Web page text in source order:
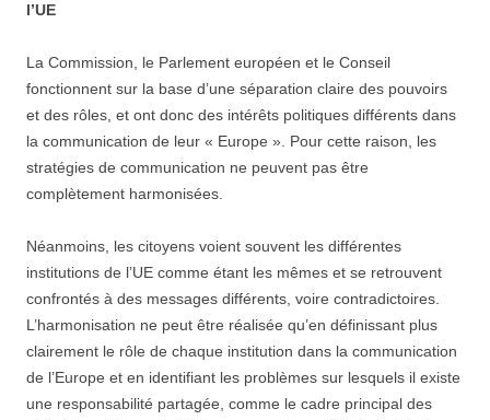
l’UE
La Commission, le Parlement européen et le Conseil
fonctionnent sur la base d’une séparation claire des pouvoirs
et des rôles, et ont donc des intérêts politiques différents dans
la communication de leur « Europe ». Pour cette raison, les
stratégies de communication ne peuvent pas être
complètement harmonisées.
Néanmoins, les citoyens voient souvent les différentes
institutions de l’UE comme étant les mêmes et se retrouvent
confrontés à des messages différents, voire contradictoires.
L’harmonisation ne peut être réalisée qu’en définissant plus
clairement le rôle de chaque institution dans la communication
de l’Europe et en identifiant les problèmes sur lesquels il existe
une responsabilité partagée, comme le cadre principal des